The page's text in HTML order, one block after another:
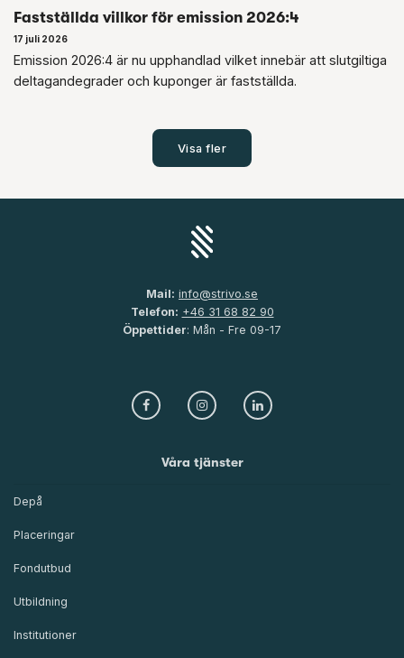
Fastställda villkor för emission 2026:4
17 juli 2026
Emission 2026:4 är nu upphandlad vilket innebär att slutgiltiga
deltagandegrader och kuponger är fastställda.
Visa fler
Mail: info@strivo.se
Telefon: +46 31 68 82 90
Öppettider: Mån - Fre 09-17
Våra tjänster
Depå
Placeringar
Fondutbud
Utbildning
Institutioner